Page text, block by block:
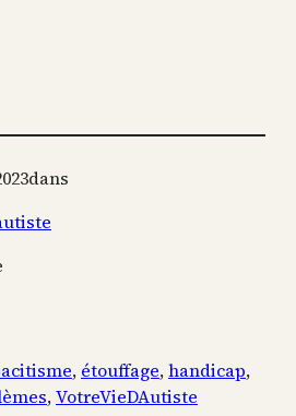
dans
, étouffage, handicap
, VotreVieDAutiste